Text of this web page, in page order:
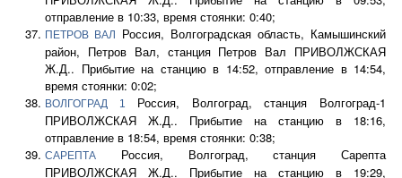
отправление в 10:33, время стоянки: 0:40;
ПЕТРОВ ВАЛ
Россия, Волгоградская область, Камышинский
район, Петров Вал, станция Петров Вал ПРИВОЛЖСКАЯ
Ж.Д.. Прибытие на станцию в 14:52, отправление в 14:54,
время стоянки: 0:02;
ВОЛГОГРАД 1
Россия, Волгоград, станция Волгоград-1
ПРИВОЛЖСКАЯ Ж.Д.. Прибытие на станцию в 18:16,
отправление в 18:54, время стоянки: 0:38;
САРЕПТА
Россия, Волгоград, станция Сарепта
ПРИВОЛЖСКАЯ Ж.Д.. Прибытие на станцию в 19:29,